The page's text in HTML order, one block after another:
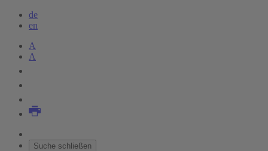
de
en
A
A
Suche schließen